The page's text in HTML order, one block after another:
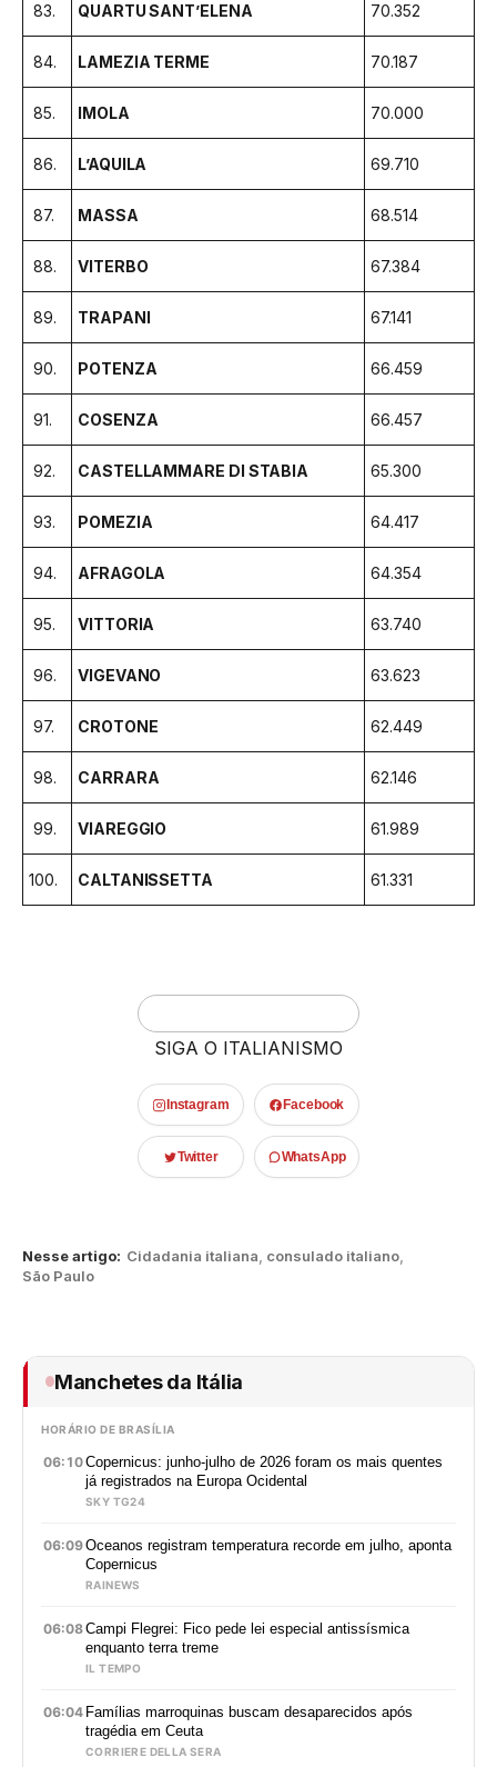
83. QUARTU SANT’ELENA 70.352
84. LAMEZIA TERME 70.187
85. IMOLA 70.000
86. L’AQUILA 69.710
87. MASSA 68.514
88. VITERBO 67.384
89. TRAPANI 67.141
90. POTENZA 66.459
91. COSENZA 66.457
92. CASTELLAMMARE DI STABIA 65.300
93. POMEZIA 64.417
94. AFRAGOLA 64.354
95. VITTORIA 63.740
96. VIGEVANO 63.623
97. CROTONE 62.449
98. CARRARA 62.146
99. VIAREGGIO 61.989
100. CALTANISSETTA 61.331
SIGA O ITALIANISMO
Instagram Facebook
Twitter WhatsApp
Nesse artigo: Cidadania italiana consulado italiano
São Paulo
Manchetes da Itália
HORÁRIO DE BRASÍLIA
06:10Copernicus: junho-julho de 2026 foram os mais quentes
já registrados na Europa Ocidental
SKY TG24
06:09Oceanos registram temperatura recorde em julho, aponta
Copernicus
RAINEWS
06:08Campi Flegrei: Fico pede lei especial antissísmica
enquanto terra treme
IL TEMPO
06:04 Famílias marroquinas buscam desaparecidos após
tragédia em Ceuta
CORRIERE DELLA SERA